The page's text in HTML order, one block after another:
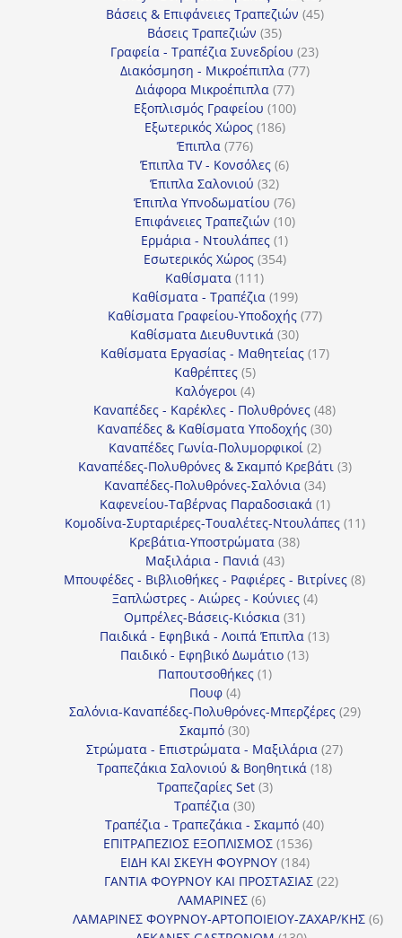
προϊόντα
Βάσεις & Επιφάνειες Τραπεζιών 4545
Βάσεις Τραπεζιών 3535
προϊόντα
Γραφεία - Τραπέζια Συνεδρίου 2323
Διακόσμηση - Μικροέπιπλα 7777
Διάφορα Μικροέπιπλα 7777
προϊόντα
Εξοπλισμός Γραφείου 100100
Εξωτερικός Χώρος 186186
Έπιπλα 776776
προϊόντα
Έπιπλα TV - Κονσόλες 66
Έπιπλα Σαλονιού 3232
προϊόντα
Έπιπλα Υπνοδωματίου 7676
προϊόντα
Επιφάνειες Τραπεζιών 1010
Ερμάρια - Ντουλάπες 11
προϊόν
Εσωτερικός Χώρος 354354
Καθίσματα 111111
προϊόντα
Καθίσματα - Τραπέζια 199199
προϊόντα
Καθίσματα Γραφείου-Υποδοχής 7777
Καθίσματα Διευθυντικά 3030
προϊόντα
Καθίσματα Εργασίας - Μαθητείας 1717
Καθρέπτες 55
προϊόντα
Καλόγεροι 44
προϊόντα
Καναπέδες - Καρέκλες - Πολυθρόνες 4848
προϊόντα
Καναπέδες & Καθίσματα Υποδοχής 3030
Καναπέδες Γωνία-Πολυμορφικοί 22
προϊόντα
Καναπέδες-Πολυθρόνες & Σκαμπό Κρεβάτι 33
Καναπέδες-Πολυθρόνες-Σαλόνια 3434
προϊόντα
Καφενείου-Ταβέρνας Παραδοσιακά 11
προϊόν
Κομοδίνα-Συρταριέρες-Τουαλέτες-Ντουλάπες 1111
Κρεβάτια-Υποστρώματα 3838
Μαξιλάρια - Πανιά 4343
προϊόντα
Μπουφέδες - Βιβλιοθήκες - Ραφιέρες - Βιτρίνες 88
Ξαπλώστρες - Αιώρες - Κούνιες 44
Ομπρέλες-Βάσεις-Κιόσκια 3131
προϊόντα
Παιδικά - Εφηβικά - Λοιπά Έπιπλα 1313
Παιδικό - Εφηβικό Δωμάτιο 1313
Παπουτσοθήκες 11
Πουφ 44
προϊόντα
Σαλόνια-Καναπέδες-Πολυθρόνες-Μπερζέρες 2929
Σκαμπό 3030
προϊόντα
Στρώματα - Επιστρώματα - Μαξιλάρια 2727
Τραπεζάκια Σαλονιού & Βοηθητικά 1818
Τραπεζαρίες Set 33
Τραπέζια 3030
προϊόντα
Τραπέζια - Τραπεζάκια - Σκαμπό 4040
ΕΠΙΤΡΑΠΕΖΙΟΣ ΕΞΟΠΛΙΣΜΟΣ 15361536
προϊόντα
ΕΙΔΗ ΚΑΙ ΣΚΕΥΗ ΦΟΥΡΝΟΥ 184184
προϊόντα
ΓΑΝΤΙΑ ΦΟΥΡΝΟΥ ΚΑΙ ΠΡΟΣΤΑΣΙΑΣ 2222
ΛΑΜΑΡΙΝΕΣ 66
προϊόντα
ΛΑΜΑΡΙΝΕΣ ΦΟΥΡΝΟΥ-ΑΡΤΟΠΟΙΕΙΟΥ-ΖΑΧΑΡ/ΚΗΣ 66